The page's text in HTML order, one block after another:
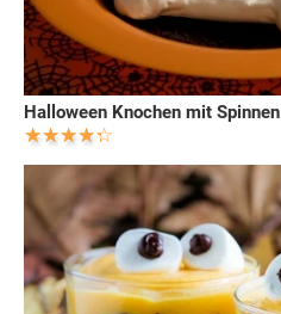
Halloween Knochen mit Spinnen